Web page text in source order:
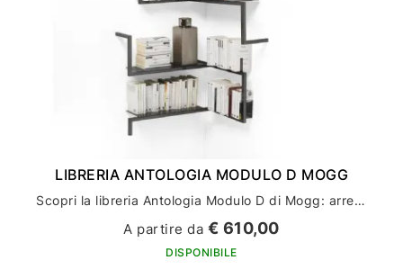
LIBRERIA ANTOLOGIA MODULO D MOGG
Scopri la libreria Antologia Modulo D di Mogg: arredamento casa di alto design
A partire da € 610,00
DISPONIBILE